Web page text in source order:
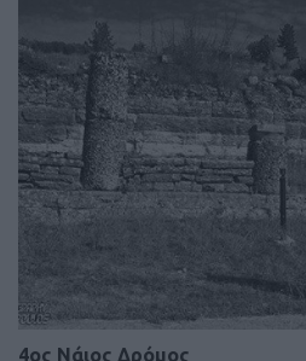
4ος Νάιος Δρόμος